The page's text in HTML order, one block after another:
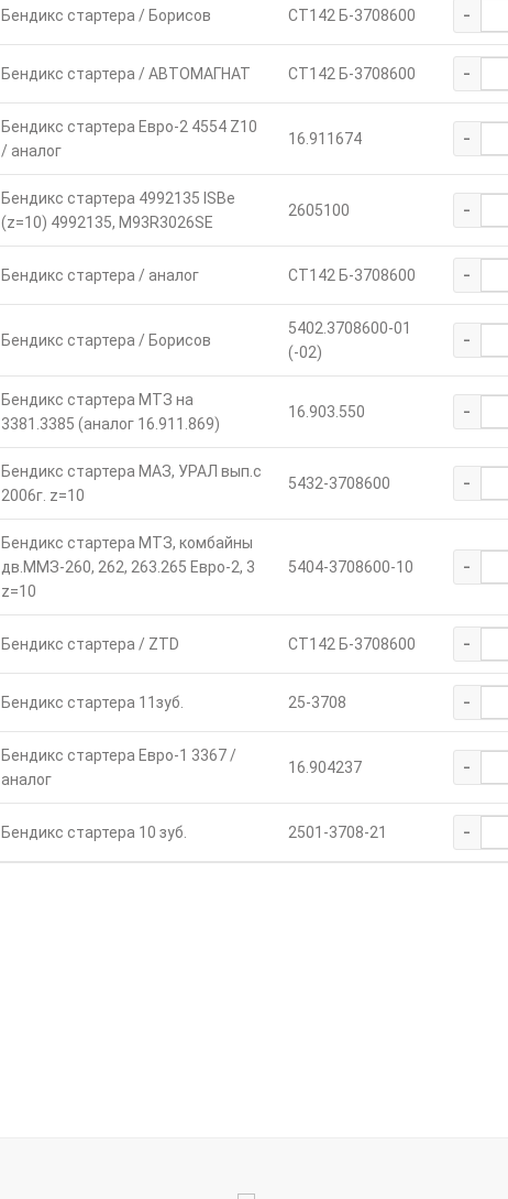
Бендикс стартера / Борисов СТ142 Б-3708600 -
Бендикс стартера / АВТОМАГНАТ СТ142 Б-3708600 -
Бендикс стартера Евро-2 4554 Z10
/ аналог
16.911674 -
Бендикс стартера 4992135 ISBe
(z=10) 4992135, M93R3026SE
2605100 -
Бендикс стартера / аналог СТ142 Б-3708600 -
Бендикс стартера / Борисов
5402.3708600-01
(-02)
-
Бендикс стартера МТЗ на
3381.3385 (аналог 16.911.869)
16.903.550 -
Бендикс стартера МАЗ, УРАЛ вып.с
2006г. z=10
5432-3708600 -
Бендикс стартера МТЗ, комбайны
дв.ММЗ-260, 262, 263.265 Евро-2, 3
z=10
5404-3708600-10 -
Бендикс стартера / ZTD СТ142 Б-3708600 -
Бендикс стартера 11зуб. 25-3708 -
Бендикс стартера Евро-1 3367 /
аналог
16.904237 -
Бендикс стартера 10 зуб. 2501-3708-21 -